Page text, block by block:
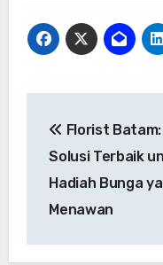
Florist Batam:
Solusi Terbaik
Hadiah Bunga
Menawan